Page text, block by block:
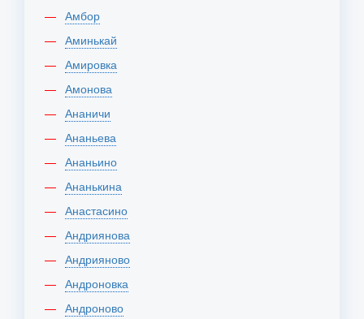
Амбор
Аминькай
Амировка
Амонова
Ананичи
Ананьева
Ананьино
Ананькина
Анастасино
Андриянова
Андрияново
Андроновка
Андроново